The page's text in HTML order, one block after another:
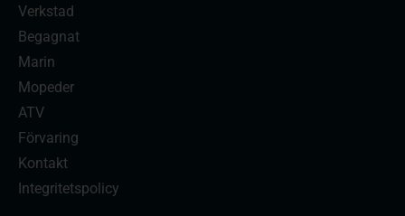
Verkstad
Begagnat
Marin
Mopeder
ATV
Förvaring
Kontakt
Integritetspolicy